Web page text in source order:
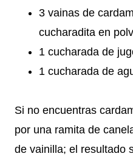
3 vainas de
cucharadita en
1 cucharada de
1 cucharada de
Si no encuentras
por una ramita de
de vainilla; el resultado